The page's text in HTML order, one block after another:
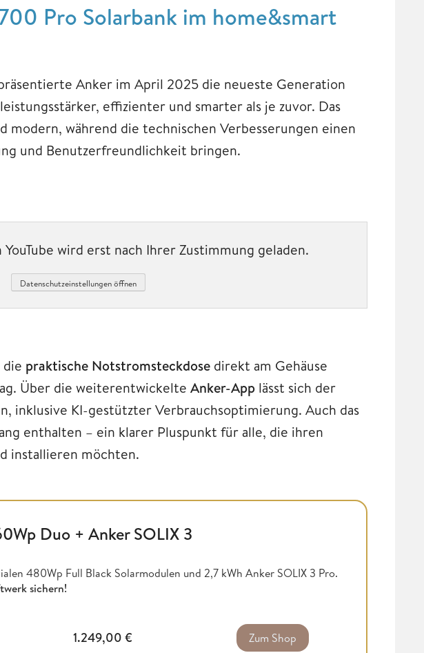
Pro Solarbank im home&smart
Anker im April 2025 die neueste Generation
effizienter und smarter als je zuvor. Das
modern, während die technischen Verbesserungen einen
und Benutzerfreundlichkeit bringen.
wird erst nach Ihrer Zustimmung geladen.
Datenschutzeinstellungen öffnen
die praktische Notstromsteckdose direkt am Gehäuse
Über die weiterentwickelte Anker-App lässt sich der
inklusive KI-gestützter Verbrauchsoptimierung. Auch das
enthalten – ein klarer Pluspunkt für alle, die ihren
installieren möchten.
Duo + Anker SOLIX 3
480Wp Full Black Solarmodulen und 2,7 kWh Anker SOLIX 3 Pro.
sichern!
1.249,00€ Zum Shop